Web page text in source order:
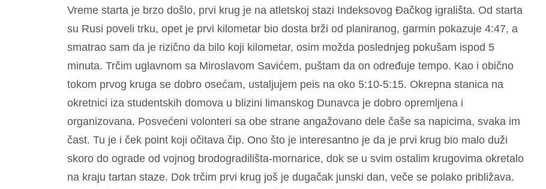
Vreme starta je brzo došlo, prvi krug je na atletskoj stazi Indeksovog Đačkog igrališta. Od starta
su Rusi poveli trku, opet je prvi kilometar bio dosta brži od planiranog, garmin pokazuje 4:47, a
smatrao sam da je rizično da bilo koji kilometar, osim možda poslednjeg pokušam ispod 5
minuta. Trčim uglavnom sa Miroslavom Savićem, puštam da on određuje tempo. Kao i obično
tokom prvog kruga se dobro osećam, ustaljujem peis na oko 5:10-5:15. Okrepna stanica na
okretnici iza studentskih domova u blizini limanskog Dunavca je dobro opremljena i
organizovana. Posvećeni volonteri sa obe strane angažovano dele čaše sa napicima, svaka im
čast. Tu je i ček point koji očitava čip. Ono što je interesantno je da je prvi krug bio malo duži
skoro do ograde od vojnog brodogradilišta-mornarice, dok se u svim ostalim krugovima okretalo
na kraju tartan staze. Dok trčim prvi krug još je dugačak junski dan, veče se polako približava.